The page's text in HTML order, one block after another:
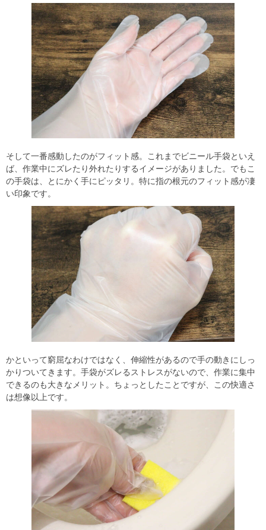
そして一番感動したのがフィット感。これまでビニール手袋といえ
ば、作業中にズレたり外れたりするイメージがありました。でもこ
の手袋は、とにかく手にピッタリ。特に指の根元のフィット感が凄
い印象です。
かといって窮屈なわけではなく、伸縮性があるので手の動きにしっ
かりついてきます。手袋がズレるストレスがないので、作業に集中
できるのも大きなメリット。ちょっとしたことですが、この快適さ
は想像以上です。